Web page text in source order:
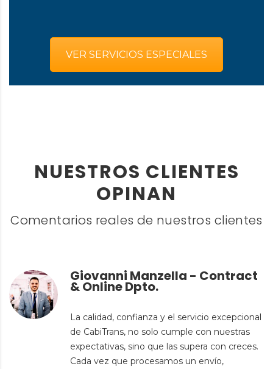
VER SERVICIOS ESPECIALES
NUESTROS CLIENTES
OPINAN
Comentarios reales de nuestros clientes
Giovanni Manzella - Contract
& Online Dpto.
La calidad, confianza y el servicio excepcional
de CabiTrans, no solo cumple con nuestras
expectativas, sino que las supera con creces.
Cada vez que procesamos un envío,